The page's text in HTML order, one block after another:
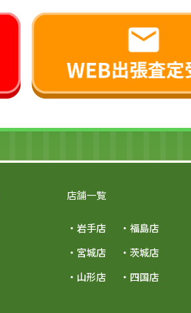
店舗一覧
・岩手店
・宮城店
・山形店
・福島店
・茨城店
・四国店